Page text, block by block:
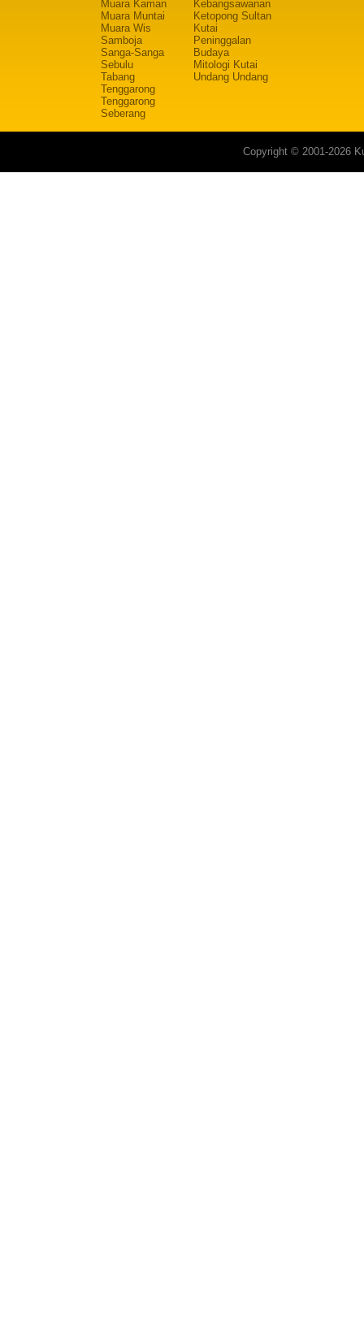
Muara Kaman
Muara Muntai
Muara Wis
Samboja
Sanga-Sanga
Sebulu
Tabang
Tenggarong
Tenggarong
Seberang
Kebangsawanan
Ketopong Sultan
Kutai
Peninggalan
Budaya
Mitologi Kutai
Undang Undang
Copyright © 2001-2026